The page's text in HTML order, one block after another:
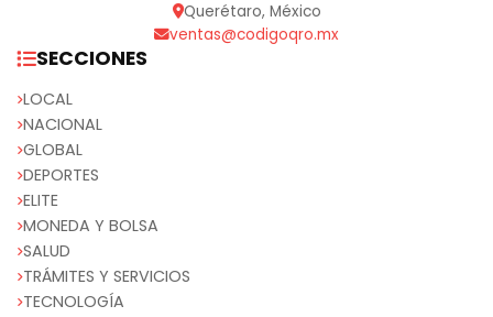
Querétaro, México
ventas@codigoqro.mx
SECCIONES
LOCAL
NACIONAL
GLOBAL
DEPORTES
ELITE
MONEDA Y BOLSA
SALUD
TRÁMITES Y SERVICIOS
TECNOLOGÍA